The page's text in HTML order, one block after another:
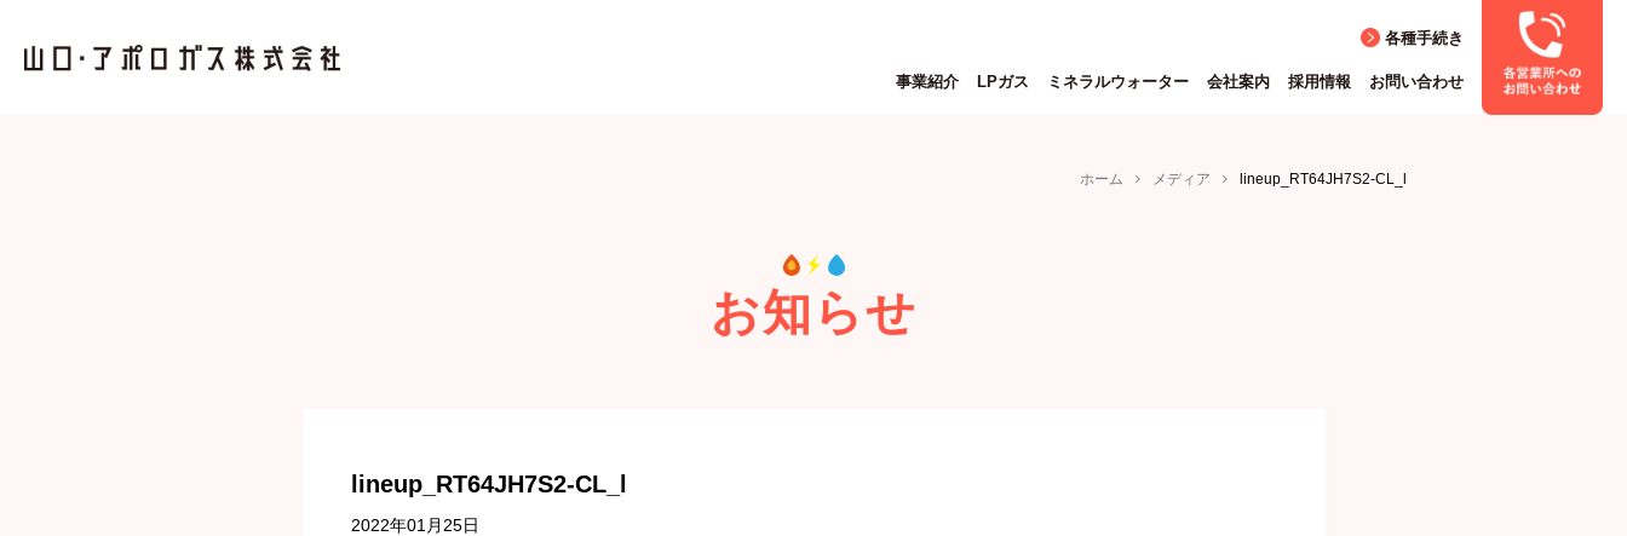
各種手続き
事業紹介 LPガス ミネラルウォーター 会社案内 採用情報 お問い合わせ
ホーム メディア lineup_RT64JH7S2-CL_l
お知らせ
lineup_RT64JH7S2-CL_l
2022年01月25日